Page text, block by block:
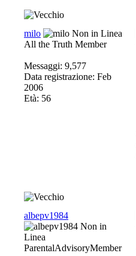
milo
All the Truth Member
Messaggi: 9,577
Data registrazione: Feb
2006
Età: 56
albepv1984
ParentalAdvisoryMember